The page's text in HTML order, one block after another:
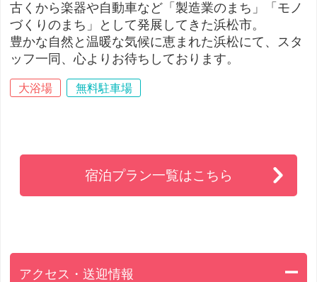
古くから楽器や自動車など「製造業のまち」「モノ
づくりのまち」として発展してきた浜松市。
豊かな自然と温暖な気候に恵まれた浜松にて、スタ
ッフ一同、心よりお待ちしております。
大浴場 無料駐車場
宿泊プラン一覧はこちら
アクセス・送迎情報